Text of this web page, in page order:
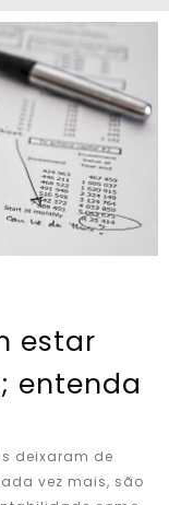
estar
entenda
deixaram de
vez mais, são